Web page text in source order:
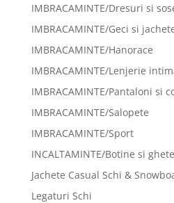
IMBRACAMINTE/Dresuri si
IMBRACAMINTE/Geci si
IMBRACAMINTE/Hanorace
IMBRACAMINTE/Lenjerie
IMBRACAMINTE/Pantaloni si
IMBRACAMINTE/Salopete
IMBRACAMINTE/Sport
INCALTAMINTE/Botine si ghete
Jachete Casual Schi &
Legaturi Schi